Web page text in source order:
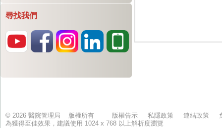
尋找我們
© 2026 醫院管理局 版權所有 版權告示 私隱政策 連結政策
為獲得至佳效果，建議使用 1024 x 768 以上解析度瀏覽